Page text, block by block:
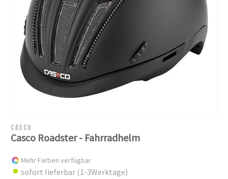
CASCO
Casco Roadster - Fahrradhelm
Mehr Farben verfügbar
sofort lieferbar (1-3Werktage)